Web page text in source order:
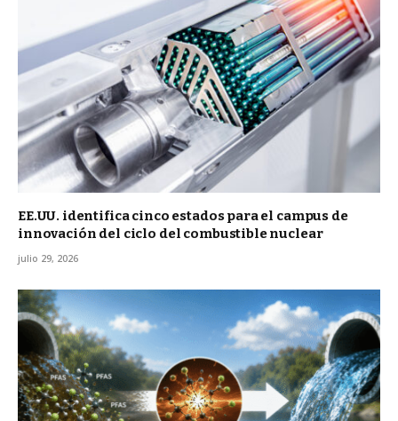
EE.UU. identifica cinco estados para el campus de
innovación del ciclo del combustible nuclear
julio 29, 2026